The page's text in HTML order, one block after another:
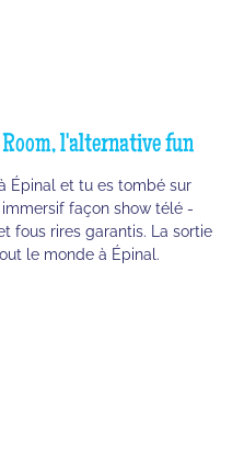
l'alternative fun
Épinal et tu es tombé sur
façon show télé -
fous rires garantis. La sortie
le monde à Épinal.